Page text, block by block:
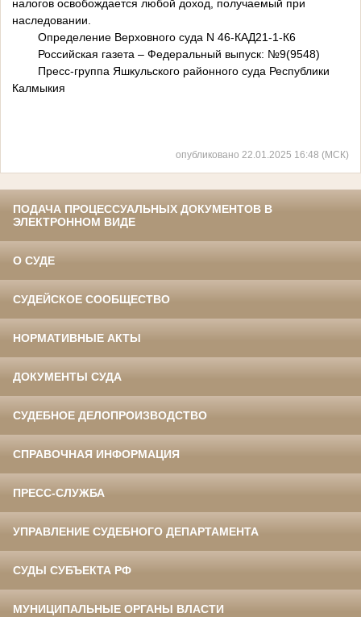
налогов освобождается любой доход, получаемый при
наследовании.
Определение Верховного суда N 46-КАД21-1-К6
Российская газета – Федеральный выпуск: №9(9548)
Пресс-группа Яшкульского районного суда Республики
Калмыкия
опубликовано 22.01.2025 16:48 (МСК)
ПОДАЧА ПРОЦЕССУАЛЬНЫХ ДОКУМЕНТОВ В
ЭЛЕКТРОННОМ ВИДЕ
О СУДЕ
СУДЕЙСКОЕ СООБЩЕСТВО
НОРМАТИВНЫЕ АКТЫ
ДОКУМЕНТЫ СУДА
СУДЕБНОЕ ДЕЛОПРОИЗВОДСТВО
СПРАВОЧНАЯ ИНФОРМАЦИЯ
ПРЕСС-СЛУЖБА
УПРАВЛЕНИЕ СУДЕБНОГО ДЕПАРТАМЕНТА
СУДЫ СУБЪЕКТА РФ
МУНИЦИПАЛЬНЫЕ ОРГАНЫ ВЛАСТИ